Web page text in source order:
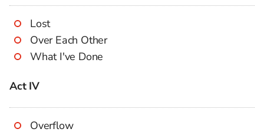
Lost
Over Each Other
What I've Done
Act IV
Overflow